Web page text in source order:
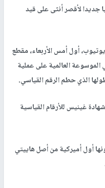
جديدا لأقصر أنثى على قيد
أول أمس الأربعاء، مقطع
العالمية على عملية
الذي حطم الرقم القياسي.
غينيس للأرقام القياسية
أول أميركية من أصل هاييتي